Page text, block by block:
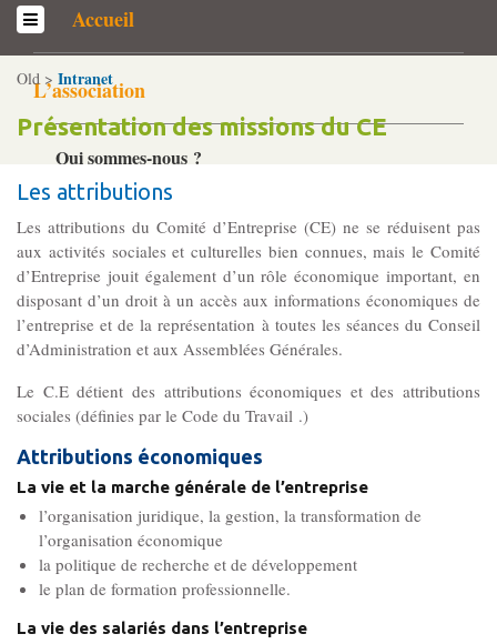
Accueil
L’association
Qui sommes-­nous ?
Généralités
Historique
Statuts et Règlement de fonctionnement
Nos partenaires
Institutionnels
Acteurs
Professionnels
Gouvernance
Conseil d’administration
Le siège
Old > Intranet
Présentation des missions du CE
Les attributions
Les attributions du Comité d’Entreprise (CE) ne se réduisent pas
aux activités sociales et culturelles bien connues, mais le Comité
d’Entreprise jouit également d’un rôle économique important, en
disposant d’un droit à un accès aux informations économiques de
l’entreprise et de la représentation à toutes les séances du Conseil
d’Administration et aux Assemblées Générales.
Le C.E détient des attributions économiques et des attributions
sociales (définies par le Code du Travail .)
Attributions économiques
La vie et la marche générale de l’entreprise
l’organisation juridique, la gestion, la transformation de
l’organisation économique
la politique de recherche et de développement
le plan de formation professionnelle.
La vie des salariés dans l’entreprise